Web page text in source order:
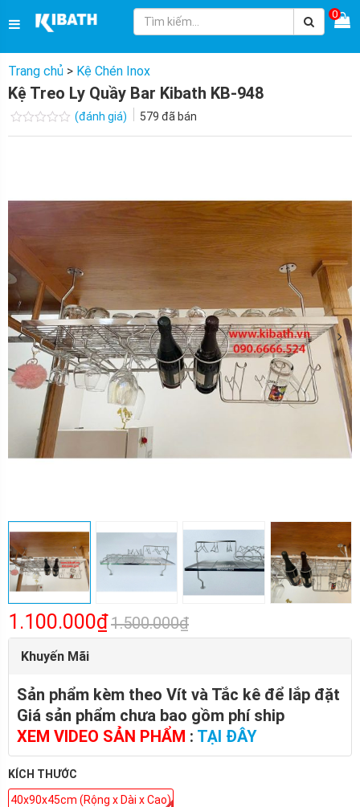
0
Trang chủ > Kệ Chén Inox
Kệ Treo Ly Quầy Bar Kibath KB-948
Được
(đánh giá) 579 đã bán
1.100.000₫1.500.000₫
Khuyến Mãi
Sản phẩm kèm theo Vít và Tắc kê để lắp đặt
Giá sản phẩm chưa bao gồm phí ship
XEM VIDEO SẢN PHẨM : TẠI ĐÂY
KÍCH THƯỚC
40x90x45cm (Rộng x Dài x Cao)